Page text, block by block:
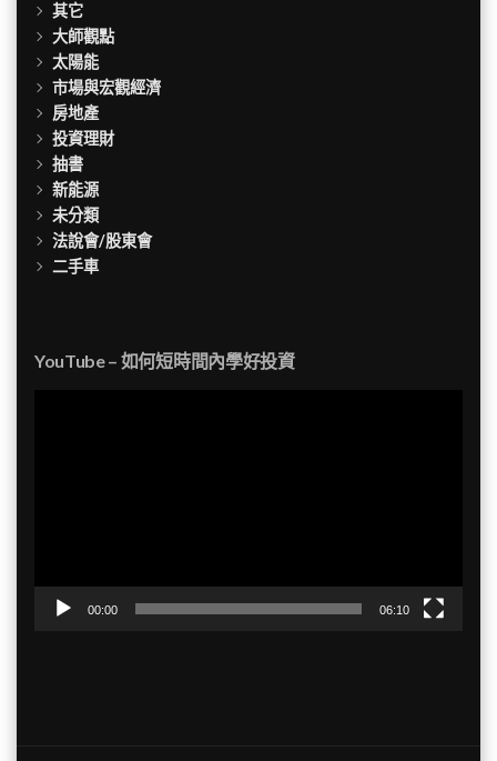
其它
大師觀點
太陽能
市場與宏觀經濟
房地產
投資理財
抽書
新能源
未分類
法說會/股東會
二手車
YouTube – 如何短時間內學好投資
00:00 06:10